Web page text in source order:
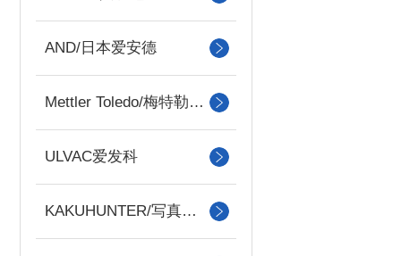
AND/日本爱安德
Mettler Toledo/梅特勒托利多
ULVAC爱发科
KAKUHUNTER/写真化学